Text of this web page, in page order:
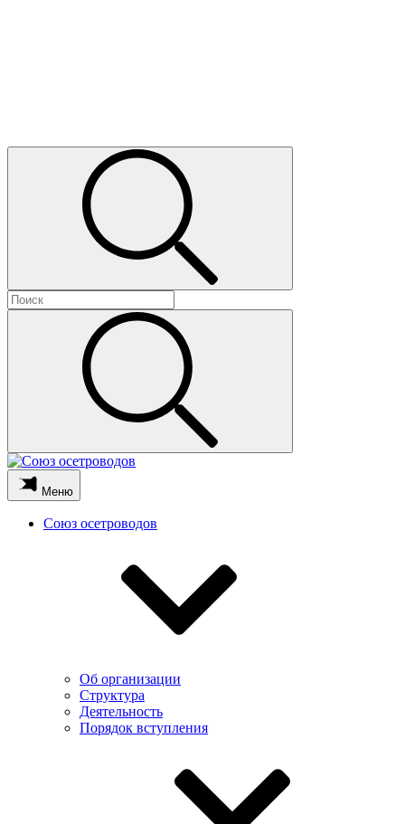
Меню
Союз осетроводов
Об организации
Структура
Деятельность
Порядок вступления